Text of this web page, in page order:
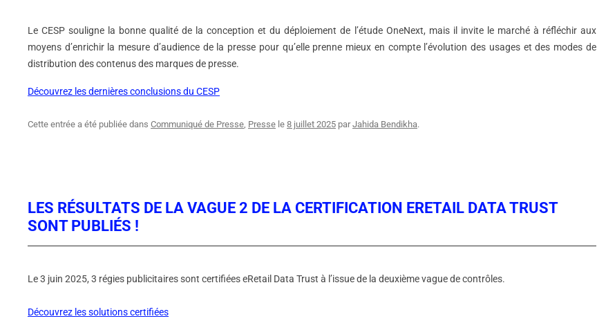
Le CESP souligne la bonne qualité de la conception et du déploiement de l’étude OneNext, mais il invite le marché à réfléchir aux
moyens d’enrichir la mesure d’audience de la presse pour qu’elle prenne mieux en compte l’évolution des usages et des modes de
distribution des contenus des marques de presse.
Découvrez les dernières conclusions du CESP
Cette entrée a été publiée dans Communiqué de Presse, Presse le 8 juillet 2025 parJahida Bendikha.
LES RÉSULTATS DE LA VAGUE 2 DE LA CERTIFICATION ERETAIL DATA TRUST
SONT PUBLIÉS !
Le 3 juin 2025, 3 régies publicitaires sont certifiées eRetail Data Trust à l’issue de la deuxième vague de contrôles.
Découvrez les solutions certifiées